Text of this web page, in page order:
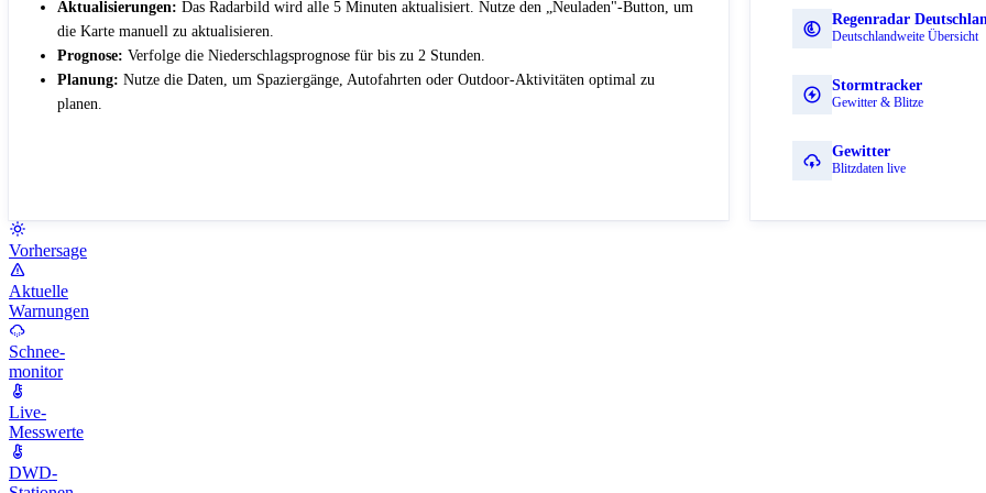
Aktualisierungen: Das Radarbild wird alle 5 Minuten aktualisiert. Nutze den „Neuladen"-Button, um
die Karte manuell zu aktualisieren.
Prognose: Verfolge die Niederschlagsprognose für bis zu 2 Stunden.
Planung: Nutze die Daten, um Spaziergänge, Autofahrten oder Outdoor-Aktivitäten optimal zu
planen.
Regenradar
Deutschlandweite Übersicht
Stormtracker
Gewitter & Blitze
Gewitter
Blitzdaten live
Vorhersage
Aktuelle
Warnungen
Schnee-
monitor
Live-
Messwerte
DWD-